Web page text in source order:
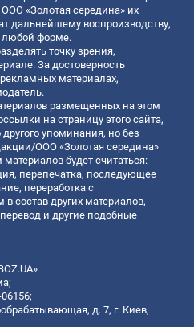
«Золотая середина» их
дальнейшему воспроизводству,
любой форме.
точку зрения,
За достоверность
материалах,
размещенных на этом
на страницу этого сайта,
упоминания, но без
ООО «Золотая середина»
будет считаться:
перепечатка, последующее
переработка с
состав других материалов,
и другие подобные
д. 7, г. Киев,